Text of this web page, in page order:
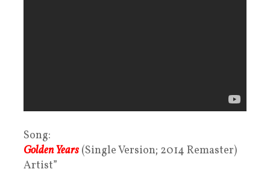
Song:
Golden Years (Single Version; 2014 Remaster)
Artist”